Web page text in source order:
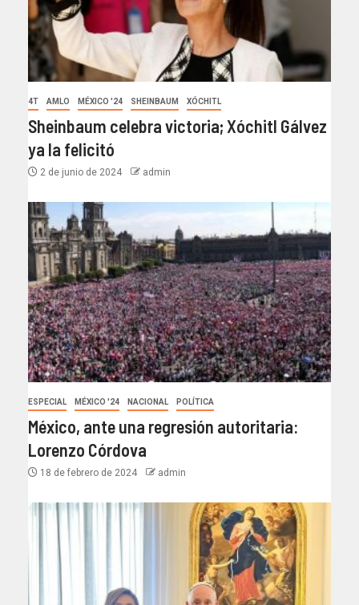
4T AMLO MÉXICO '24 SHEINBAUM XÓCHITL
Sheinbaum celebra victoria; Xóchitl Gálvez
ya la felicitó
2 de junio de 2024 admin
ESPECIAL MÉXICO '24 NACIONAL POLÍTICA
México, ante una regresión autoritaria:
Lorenzo Córdova
18 de febrero de 2024 admin